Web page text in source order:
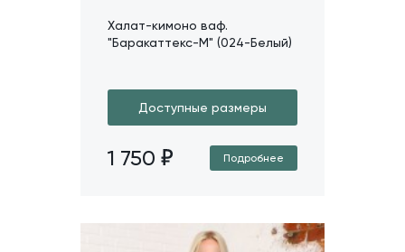
Халат-кимоно ваф.
"Баракаттекс-М" (024-Белый)
Доступные размеры
1 750 Подробнее